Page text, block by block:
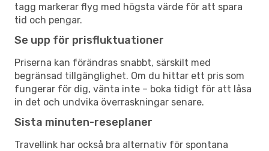
tagg markerar flyg med högsta värde för att spara
tid och pengar.
Se upp för prisfluktuationer
Priserna kan förändras snabbt, särskilt med
begränsad tillgänglighet. Om du hittar ett pris som
fungerar för dig, vänta inte – boka tidigt för att låsa
in det och undvika överraskningar senare.
Sista minuten-reseplaner
Travellink har också bra alternativ för spontana